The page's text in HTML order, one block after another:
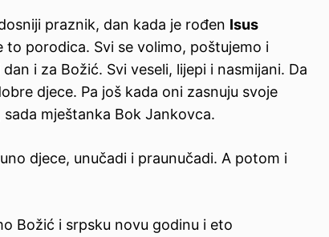
praznik, dan kada je rođen Isus
porodica. Svi se volimo, poštujemo i
i za Božić. Svi veseli, lijepi i nasmijani. Da
djece. Pa još kada oni zasnuju svoje
mještanka Bok Jankovca.
djece, unučadi i praunučadi. A potom i
Božić i srpsku novu godinu i eto